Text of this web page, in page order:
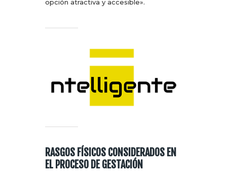
opción atractiva y accesible».
RASGOS FÍSICOS CONSIDERADOS EN
EL PROCESO DE GESTACIÓN